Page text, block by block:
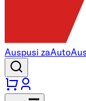
Auspusi zaAuto